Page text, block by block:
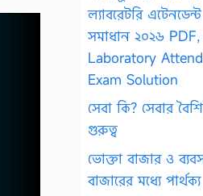
ল্যাবরেটরি এটেনডেন্ট
সমাধান ২০২৬
Laboratory
Exam Solution
সেবা কি? সেবার
গুরুত্ব
ভোক্তা বাজার ও
বাজারের মধ্যে